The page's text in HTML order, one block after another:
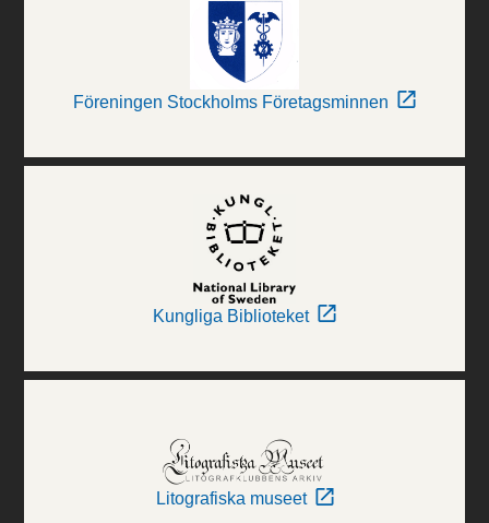
Föreningen Stockholms Företagsminnen
Kungliga Biblioteket
Litografiska museet